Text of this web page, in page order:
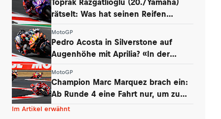
rätselt: Was hat seinen Reifen
MotoGP
Pedro Acosta in Silverstone auf
Augenhöhe mit Aprilia? «In der
MotoGP
Champion Marc Marquez brach ein:
Ab Runde 4 eine Fahrt nur, um zu
überleben
Im Artikel erwähnt